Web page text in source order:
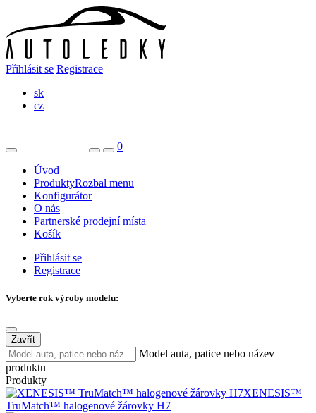
Přihlásit se Registrace
sk
cz
0
Úvod
ProduktyRozbal menu
Konfigurátor
O nás
Partnerské prodejní místa
Košík
Přihlásit se
Registrace
Vyberte rok výroby modelu:
Zavřít
Model auta, patice nebo název
produktu
Produkty
XENESIS™
TruMatch™ halogenové žárovky H7